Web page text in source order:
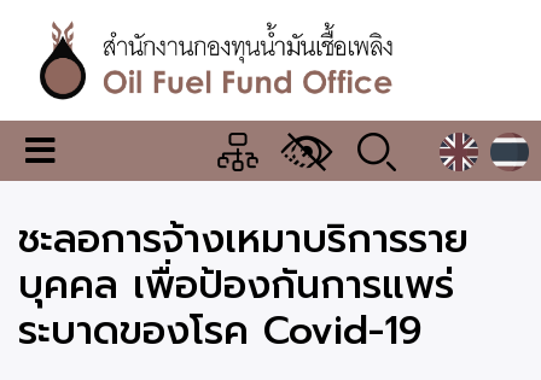
เนื้อหา
หลักสำนักงาน
กองทุน
น้ำมัน
เชื้อ
เพลิง
เมนู
เปลี่ยน
แสดง
ผล
ชะลอการจ้างเหมาบริการราย
บุคคล เพื่อป้องกันการแพร่
ระบาดของโรค Covid-19